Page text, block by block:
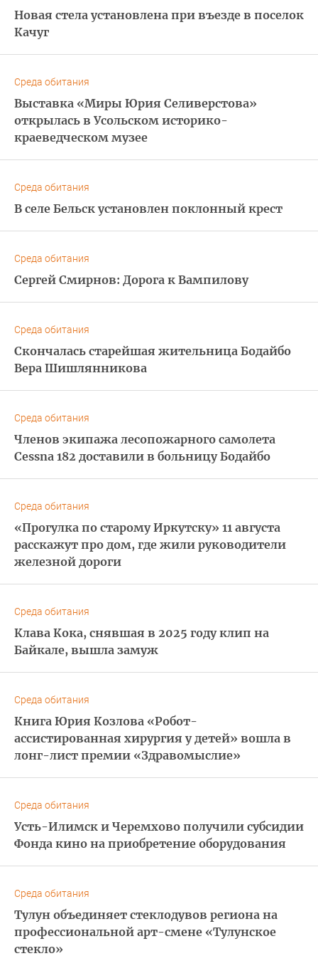
Новая стела установлена при въезде в поселок
Качуг
Среда обитания
Выставка «Миры Юрия Селиверстова»
открылась в Усольском историко-
краеведческом музее
Среда обитания
В селе Бельск установлен поклонный крест
Среда обитания
Сергей Смирнов: Дорога к Вампилову
Среда обитания
Скончалась старейшая жительница Бодайбо
Вера Шишлянникова
Среда обитания
Членов экипажа лесопожарного самолета
Cessna 182 доставили в больницу Бодайбо
Среда обитания
«Прогулка по старому Иркутску» 11 августа
расскажут про дом, где жили руководители
железной дороги
Среда обитания
Клава Кока, снявшая в 2025 году клип на
Байкале, вышла замуж
Среда обитания
Книга Юрия Козлова «Робот-
ассистированная хирургия у детей» вошла в
лонг-лист премии «Здравомыслие»
Среда обитания
Усть-Илимск и Черемхово получили субсидии
Фонда кино на приобретение оборудования
Среда обитания
Тулун объединяет стеклодувов региона на
профессиональной арт-смене «Тулунское
стекло»